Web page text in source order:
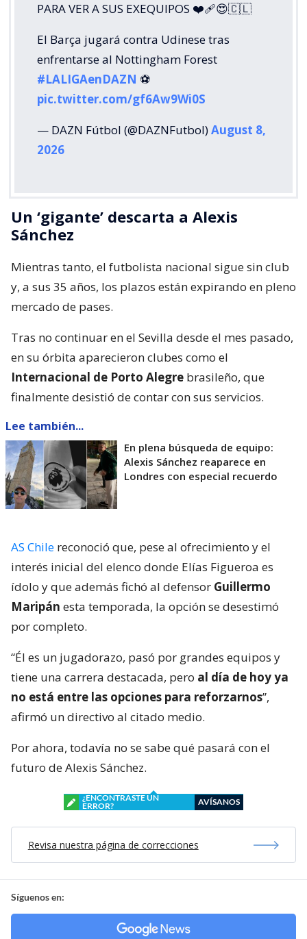
PARA VER A SUS EXEQUIPOS ❤️‍🩹😍🇨🇱
El Barça jugará contra Udinese tras
enfrentarse al Nottingham Forest
#LALIGAenDAZN ⚽️
pic.twitter.com/gf6Aw9Wi0S
— DAZN Fútbol (@DAZNFutbol)August 8,
2026
Un ‘gigante’ descarta a Alexis
Sánchez
Mientras tanto, el futbolista nacional sigue sin club
y, a sus 35 años, los plazos están expirando en pleno
mercado de pases.
Tras no continuar en el Sevilla desde el mes pasado,
en su órbita aparecieron clubes como el
Internacional de Porto Alegre brasileño, que
finalmente desistió de contar con sus servicios.
Lee también...
En plena búsqueda de equipo:
Alexis Sánchez reaparece en
Londres con especial recuerdo
AS Chile reconoció que, pese al ofrecimiento y el
interés inicial del elenco donde Elías Figueroa es
ídolo y que además fichó al defensor Guillermo
Maripán esta temporada, la opción se desestimó
por completo.
“Él es un jugadorazo, pasó por grandes equipos y
tiene una carrera destacada, pero al día de hoy ya
no está entre las opciones para reforzarnos”,
afirmó un directivo al citado medio.
Por ahora, todavía no se sabe qué pasará con el
futuro de Alexis Sánchez.
¿ENCONTRASTE UN
ERROR?
AVÍSANOS
Revisa nuestra página de correcciones
Síguenos en: